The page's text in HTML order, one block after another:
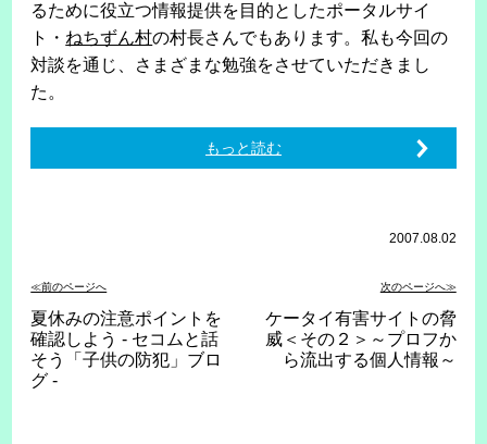
るために役立つ情報提供を目的としたポータルサイ
ト・ ねちずん村の村長さんでもあります。私も今回の
対談を通じ、さまざまな勉強をさせていただきまし
た。
もっと読む
2007.08.02
≪前のページへ 次のページへ≫
夏休みの注意ポイントを
確認しよう - セコムと話
そう「子供の防犯」ブロ
グ -
ケータイ有害サイトの脅
威＜その２＞～プロフか
ら流出する個人情報～